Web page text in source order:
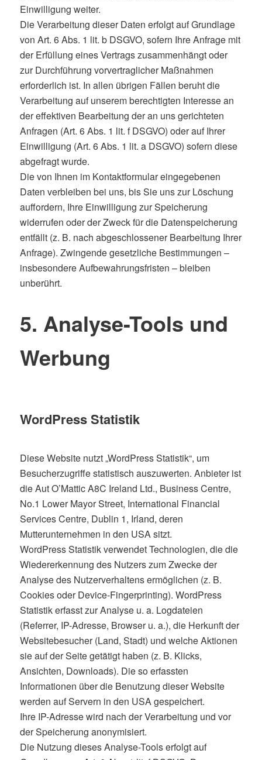
Einwilligung weiter.
Die Verarbeitung dieser Daten erfolgt auf Grundlage
von Art. 6 Abs. 1 lit. b DSGVO, sofern Ihre Anfrage mit
der Erfüllung eines Vertrags zusammenhängt oder
zur Durchführung vorvertraglicher Maßnahmen
erforderlich ist. In allen übrigen Fällen beruht die
Verarbeitung auf unserem berechtigten Interesse an
der effektiven Bearbeitung der an uns gerichteten
Anfragen (Art. 6 Abs. 1 lit. f DSGVO) oder auf Ihrer
Einwilligung (Art. 6 Abs. 1 lit. a DSGVO) sofern diese
abgefragt wurde.
Die von Ihnen im Kontaktformular eingegebenen
Daten verbleiben bei uns, bis Sie uns zur Löschung
auffordern, Ihre Einwilligung zur Speicherung
widerrufen oder der Zweck für die Datenspeicherung
entfällt (z. B. nach abgeschlossener Bearbeitung Ihrer
Anfrage). Zwingende gesetzliche Bestimmungen –
insbesondere Aufbewahrungsfristen – bleiben
unberührt.
5. Analyse-Tools und
Werbung
WordPress Statistik
Diese Website nutzt „WordPress Statistik“, um
Besucherzugriffe statistisch auszuwerten. Anbieter ist
die Aut O’Mattic A8C Ireland Ltd., Business Centre,
No.1 Lower Mayor Street, International Financial
Services Centre, Dublin 1, Irland, deren
Mutterunternehmen in den USA sitzt.
WordPress Statistik verwendet Technologien, die die
Wiedererkennung des Nutzers zum Zwecke der
Analyse des Nutzerverhaltens ermöglichen (z. B.
Cookies oder Device-Fingerprinting). WordPress
Statistik erfasst zur Analyse u. a. Logdateien
(Referrer, IP-Adresse, Browser u. a.), die Herkunft der
Websitebesucher (Land, Stadt) und welche Aktionen
sie auf der Seite getätigt haben (z. B. Klicks,
Ansichten, Downloads). Die so erfassten
Informationen über die Benutzung dieser Website
werden auf Servern in den USA gespeichert.
Ihre IP-Adresse wird nach der Verarbeitung und vor
der Speicherung anonymisiert.
Die Nutzung dieses Analyse-Tools erfolgt auf